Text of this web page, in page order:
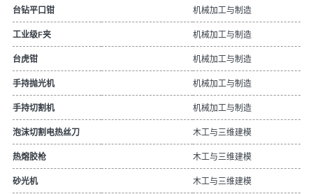
台钻平口钳 机械加工与制造
工业级F夹 机械加工与制造
台虎钳 机械加工与制造
手持抛光机 机械加工与制造
手持切割机 机械加工与制造
泡沫切割电热丝刀 木工与三维建模
热熔胶枪 木工与三维建模
砂光机 木工与三维建模